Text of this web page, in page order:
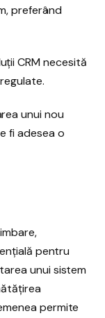
preferând
CRM necesită
unui nou
fi adesea o
pentru
unui sistem
permite